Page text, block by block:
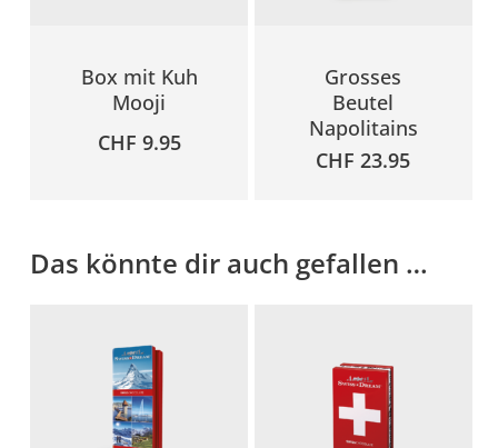
Box mit Kuh
Mooji
CHF 9.95
Grosses
Beutel
Napolitains
CHF 23.95
Das könnte dir auch gefallen …